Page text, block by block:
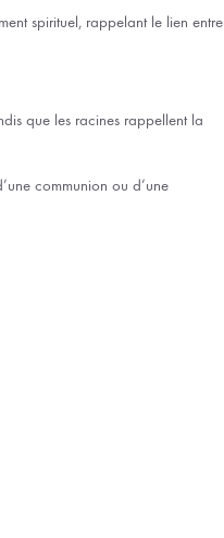
spirituel, rappelant le lien entre
que les racines rappellent la
communion ou d’une